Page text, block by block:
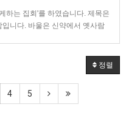
하는 집회'를 하였습니다. 제목은
니다. 바울은 신약에서 옛사람
한다. 새…
정렬
4 5